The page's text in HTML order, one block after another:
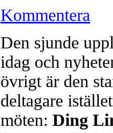
Sverigemästarklassen och
kämpar om
Min Seo, GM Erik
Hampus Sörensen GM Jonny
vem helst kan ta hem segern
SM-sammanhang brukar
Michael Wiedenkeller, IM
IM Bengt Lindberg, FM Joar
Ljung. Mitt stalltips är att FM
Sverigemästarklassen.
Kommentera
Den sjunde
idag och
övrigt är den
deltagare
möten: Ding